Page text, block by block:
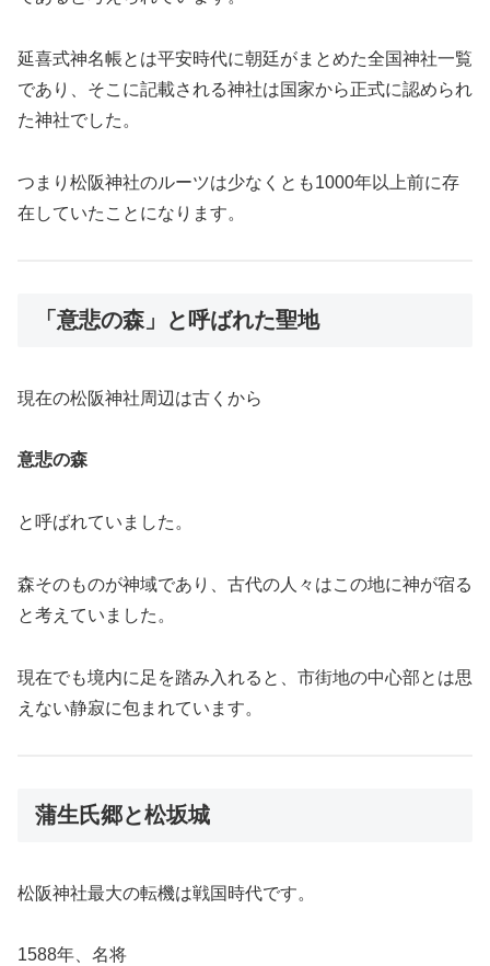
延喜式神名帳とは平安時代に朝廷がまとめた全国神社一覧
であり、そこに記載される神社は国家から正式に認められ
た神社でした。
つまり松阪神社のルーツは少なくとも1000年以上前に存
在していたことになります。
「意悲の森」と呼ばれた聖地
現在の松阪神社周辺は古くから
意悲の森
と呼ばれていました。
森そのものが神域であり、古代の人々はこの地に神が宿る
と考えていました。
現在でも境内に足を踏み入れると、市街地の中心部とは思
えない静寂に包まれています。
蒲生氏郷と松坂城
松阪神社最大の転機は戦国時代です。
1588年、名将